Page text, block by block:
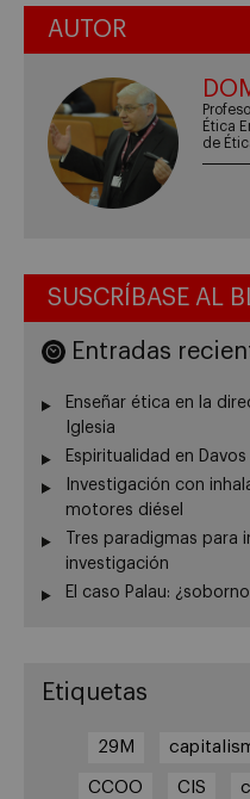
AUTOR
Ética
de
SUSCRÍBASE AL
Entradas
Enseñar ética en la
Iglesia
Espiritualidad en Davos
Investigación con
motores diésel
Tres paradigmas para
investigación
El caso Palau:
Etiquetas
29M
CCOO CIS